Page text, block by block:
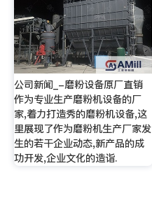
公司新闻_-磨粉设备原厂直销
作为专业生产磨粉机设备的厂
家,着力打造秀的磨粉机设备,这
里展现了作为磨粉机生产厂家发
生的若干企业动态,新产品的成
功开发,企业文化的造诣.